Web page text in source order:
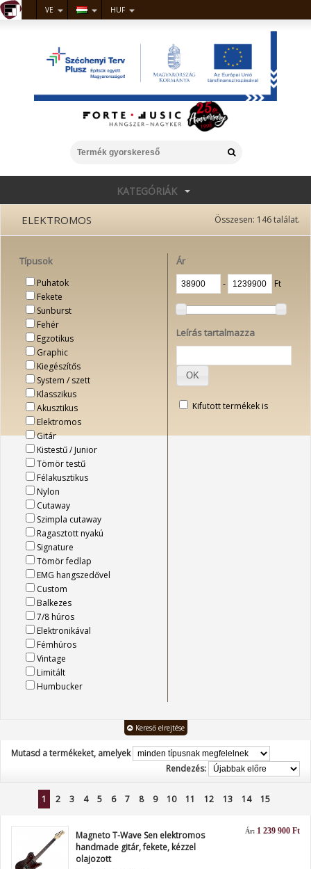
VE HUF
KATEGÓRIÁK
Összesen: 146találat.
ELEKTROMOS
Típusok
Puhatok
Fekete
Sunburst
Fehér
Egzotikus
Graphic
Kiegészítős
System / szett
Klasszikus
Akusztikus
Elektromos
Gitár
Kistestű / Junior
Tömör testű
Félakusztikus
Nylon
Cutaway
Szimpla cutaway
Ragasztott nyakú
Signature
Tömör fedlap
EMG hangszedővel
Custom
Balkezes
7/8 húros
Elektronikával
Fémhúros
Vintage
Limitált
Humbucker
Ár
‐ Ft
Leírás tartalmazza
OK
Kifutott termékek is
Kereső elrejtése
Mutasd a termékeket, amelyek
Rendezés:
1 2 3 4 5 6 7 8 9 10 11 12 13 14 15
Ár: 1 239 900 Ft
Magneto T-Wave Sen elektromos
handmade gitár, fekete, kézzel
olajozott